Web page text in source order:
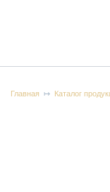
Главная Каталог